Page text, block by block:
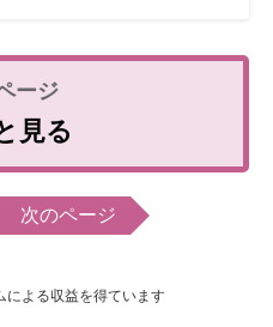
見る
次のページ
よる収益を得ています